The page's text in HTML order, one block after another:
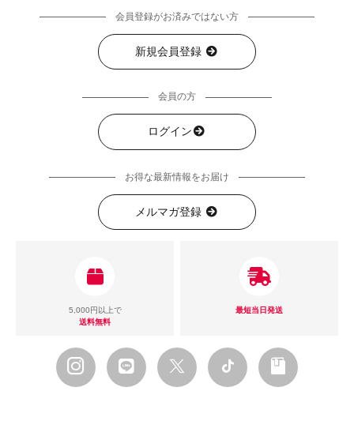
会員登録がお済みではない方
新規会員登録
会員の方
ログイン
お得な最新情報をお届け
メルマガ登録
5,000円以上で
送料無料
最短当日発送